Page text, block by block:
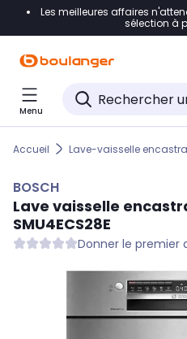
Accéder directement à la
Accéder directement au
Accéder directement au
Les meilleures affaires
sélection à
Menu
Accueil Lave-vaisselle
BOSCH
Lave vaisselle
SMU4ECS28E
Donner le premier